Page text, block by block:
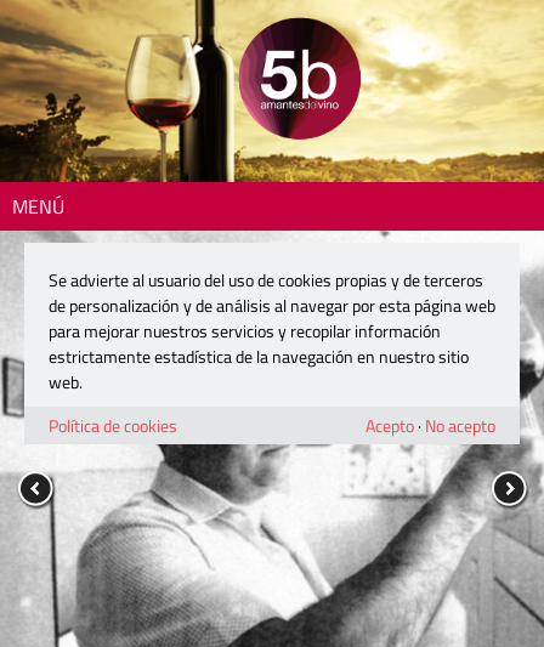
MENÚ
Se advierte al usuario del uso de cookies propias y de terceros
de personalización y de análisis al navegar por esta página web
para mejorar nuestros servicios y recopilar información
estrictamente estadística de la navegación en nuestro sitio
web.
Política de cookies
Acepto· No acepto